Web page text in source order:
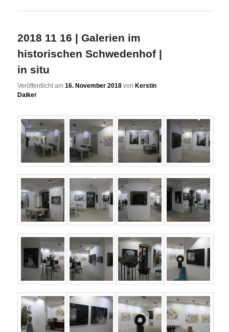
2018 11 16 | Galerien im
historischen Schwedenhof |
in situ
Veröffentlicht am16. November 2018 vonKerstin
Daiker